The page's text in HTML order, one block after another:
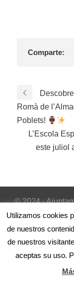
Comparte:
Romà de
Poblets!
L’Escola
este juliol
© 2024 -
Inicio |
Utilizamos cookies
de nuestros
de nuestros
aceptas su uso.